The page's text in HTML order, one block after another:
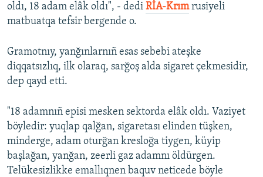
Українською
oldı, 18 adam elâk oldı", - dedi RİA-Krım rusiyeli
matbuatqa tefsir bergende o.
Gramotnıy, yanğınlarnıñ esas sebebi ateşke
diqqatsızlıq, ilk olaraq, sarğoş alda sigaret çekmesidir,
dep qayd etti.
"18 adamnıñ episi mesken sektorda elâk oldı. Vaziyet
böyledir: yuqlap qalğan, sigaretası elinden tüşken,
minderge, adam oturğan kresloğa tiygen, küyip
başlağan, yanğan, zeerli gaz adamnı öldürgen.
Telükesizlikke emallıqnen baquv neticede böyle